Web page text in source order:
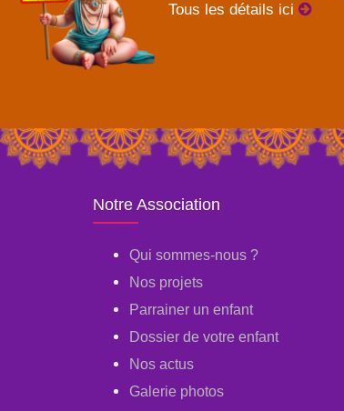
Tous les détails ici
Notre Association
Qui sommes-nous ?
Nos projets
Parrainer un enfant
Dossier de votre enfant
Nos actus
Galerie photos